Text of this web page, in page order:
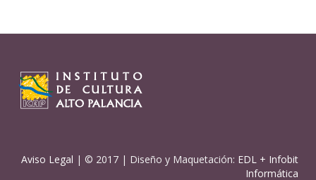
Aviso Legal | © 2017 | Diseño y Maquetación: EDL + Infobit
Informática